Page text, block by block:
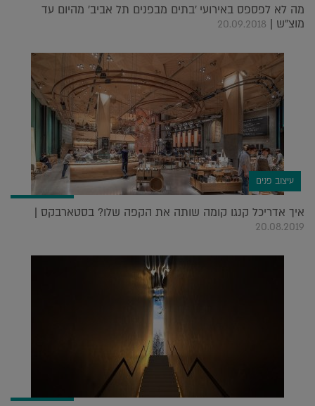
מה לא לפספס באירועי 'בתים מבפנים תל אביב' מהיום עד
מוצ"ש | 20.09.2018
עיצוב פנים
איך אדריכל קנגו קומה שותה את הקפה שלו? בסטארבקס |
20.08.2019